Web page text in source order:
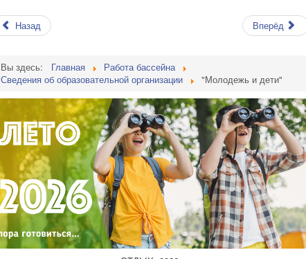
Назад Вперёд
Вы здесь: Главная
Работа бассейна
Сведения об образовательной организации
"Молодежь и дети"